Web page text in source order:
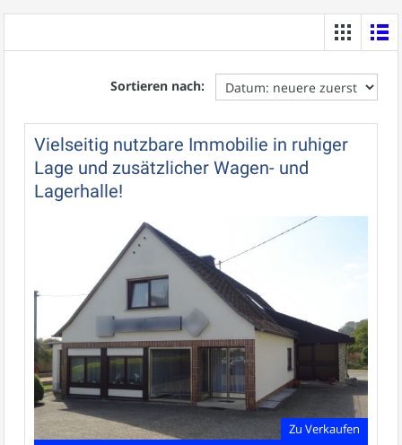
Sortieren nach:
Vielseitig nutzbare Immobilie in ruhiger
Lage und zusätzlicher Wagen- und
Lagerhalle!
Zu Verkaufen